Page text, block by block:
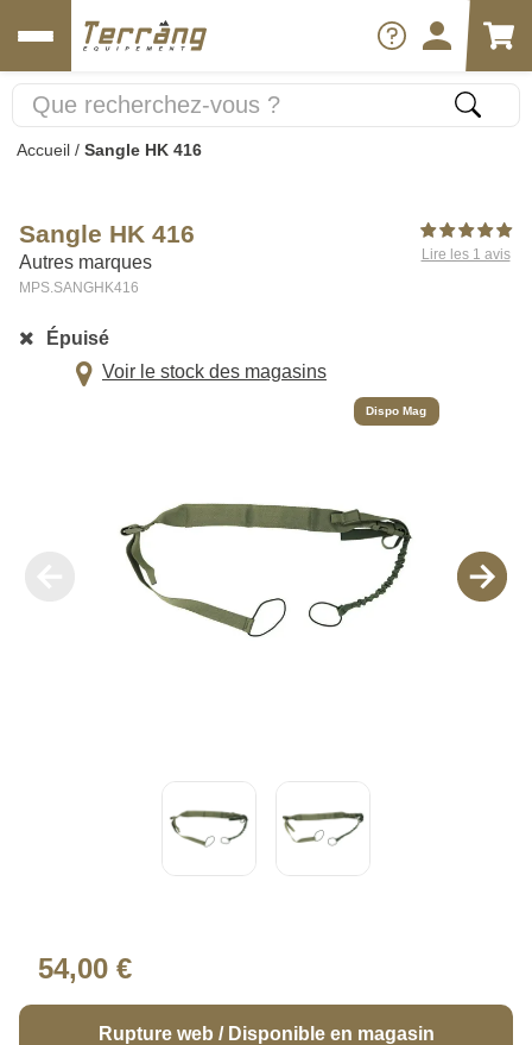
Accueil / Sangle HK 416
Sangle HK 416
Autres marques
MPS.SANGHK416
Lire les 1 avis
Épuisé
Voir le stock des magasins
Dispo Mag
54,00 €
Rupture web / Disponible en magasin